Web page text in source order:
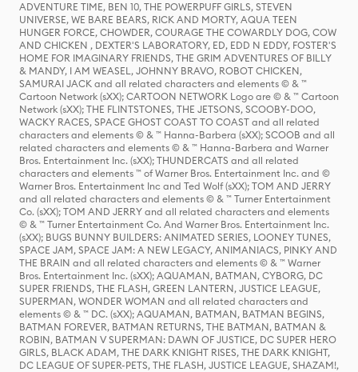
ADVENTURE TIME, BEN 10, THE POWERPUFF GIRLS, STEVEN
UNIVERSE, WE BARE BEARS, RICK AND MORTY, AQUA TEEN
HUNGER FORCE, CHOWDER, COURAGE THE COWARDLY DOG, COW
AND CHICKEN , DEXTER'S LABORATORY, ED, EDD N EDDY, FOSTER'S
HOME FOR IMAGINARY FRIENDS, THE GRIM ADVENTURES OF BILLY
& MANDY, I AM WEASEL, JOHNNY BRAVO, ROBOT CHICKEN,
SAMURAI JACK and all related characters and elements © & ™
Cartoon Network (sXX); CARTOON NETWORK Logo are © & ™ Cartoon
Network (sXX); THE FLINTSTONES, THE JETSONS, SCOOBY-DOO,
WACKY RACES, SPACE GHOST COAST TO COAST and all related
characters and elements © & ™ Hanna-Barbera (sXX); SCOOB and all
related characters and elements © & ™ Hanna-Barbera and Warner
Bros. Entertainment Inc. (sXX); THUNDERCATS and all related
characters and elements ™ of Warner Bros. Entertainment Inc. and ©
Warner Bros. Entertainment Inc and Ted Wolf (sXX); TOM AND JERRY
and all related characters and elements © & ™ Turner Entertainment
Co. (sXX); TOM AND JERRY and all related characters and elements
© & ™ Turner Entertainment Co. And Warner Bros. Entertainment Inc.
(sXX); BUGS BUNNY BUILDERS: ANIMATED SERIES, LOONEY TUNES,
SPACE JAM, SPACE JAM: A NEW LEGACY, ANIMANIACS, PINKY AND
THE BRAIN and all related characters and elements © & ™ Warner
Bros. Entertainment Inc. (sXX); AQUAMAN, BATMAN, CYBORG, DC
SUPER FRIENDS, THE FLASH, GREEN LANTERN, JUSTICE LEAGUE,
SUPERMAN, WONDER WOMAN and all related characters and
elements © & ™ DC. (sXX); AQUAMAN, BATMAN, BATMAN BEGINS,
BATMAN FOREVER, BATMAN RETURNS, THE BATMAN, BATMAN &
ROBIN, BATMAN V SUPERMAN: DAWN OF JUSTICE, DC SUPER HERO
GIRLS, BLACK ADAM, THE DARK KNIGHT RISES, THE DARK KNIGHT,
DC LEAGUE OF SUPER-PETS, THE FLASH, JUSTICE LEAGUE, SHAZAM!,